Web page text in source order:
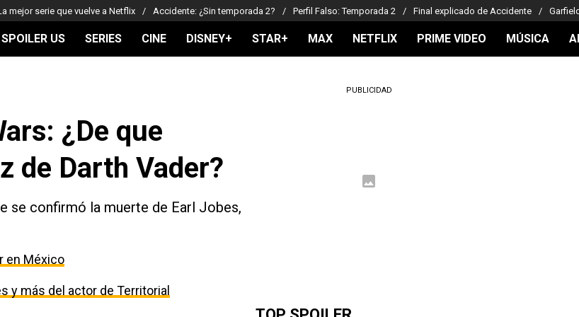
mejor serie que vuelve a Netflix Accidente: ¿Sin temporada 2? Perfil Falso: Temporada 2 Final explicado de Accidente
SPOILER US SERIES CINE DISNEY+ STAR+ MAX NETFLIX PRIME VIDEO MÚSICA
¿De que
de Darth Vader?
se confirmó la muerte de Earl Jobes,
en México
y más del actor de Territorial
PUBLICIDAD